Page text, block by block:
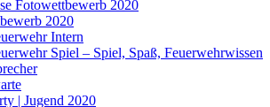
Fotowettbewerb 2020
2020
Intern
Spiel – Spiel, Spaß, Feuerwehrwissen
| Jugend 2020